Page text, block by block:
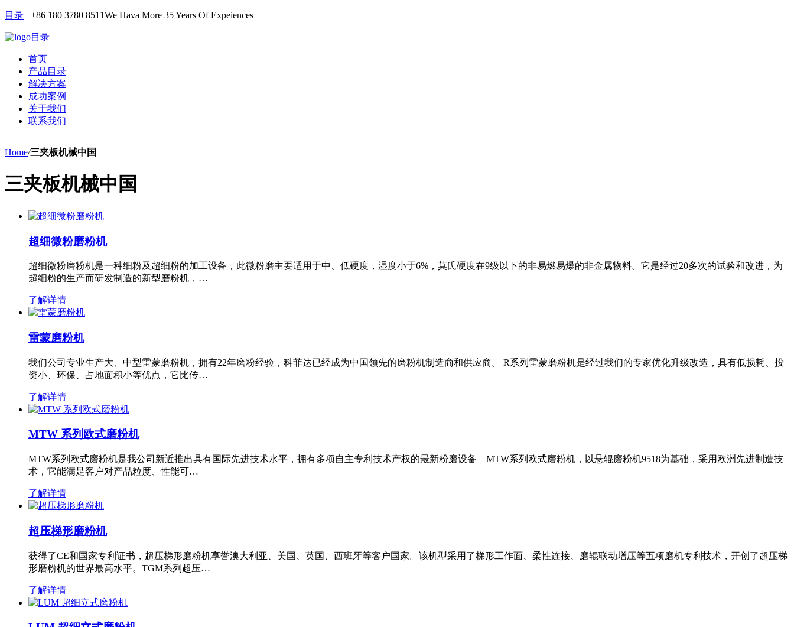
目录 +86 180 3780 8511We Hava More 35 Years Of Expeiences
目录
首页
产品目录
解决方案
成功案例
关于我们
联系我们
Home/三夹板机械中国
三夹板机械中国
超细微粉磨粉机
超细微粉磨粉机是一种细粉及超细粉的加工设备，此微粉磨主要适用于中、低硬度，湿度小于6%，莫氏硬度在9级以下的非易燃易爆的非金属物料。它是经过20多次的试验和改进，为
超细粉的生产而研发制造的新型磨粉机，…
了解详情
雷蒙磨粉机
我们公司专业生产大、中型雷蒙磨粉机，拥有22年磨粉经验，科菲达已经成为中国领先的磨粉机制造商和供应商。 R系列雷蒙磨粉机是经过我们的专家优化升级改造，具有低损耗、投
资小、环保、占地面积小等优点，它比传…
了解详情
MTW 系列欧式磨粉机
MTW系列欧式磨粉机是我公司新近推出具有国际先进技术水平，拥有多项自主专利技术产权的最新粉磨设备—MTW系列欧式磨粉机，以悬辊磨粉机9518为基础，采用欧洲先进制造技
术，它能满足客户对产品粒度、性能可…
了解详情
超压梯形磨粉机
获得了CE和国家专利证书，超压梯形磨粉机享誉澳大利亚、美国、英国、西班牙等客户国家。该机型采用了梯形工作面、柔性连接、磨辊联动增压等五项磨机专利技术，开创了超压梯
形磨粉机的世界最高水平。TGM系列超压…
了解详情